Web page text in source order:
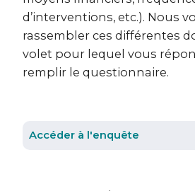
d’interventions, etc.). Nous
rassembler ces différentes
volet pour lequel vous
remplir le questionnaire.
Accéder à l'enquête